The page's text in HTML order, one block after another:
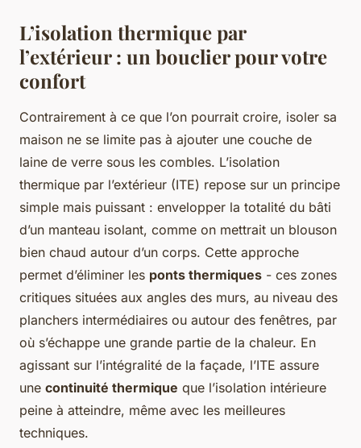
L’isolation thermique par
l’extérieur : un bouclier pour votre
confort
Contrairement à ce que l’on pourrait croire, isoler sa
maison ne se limite pas à ajouter une couche de
laine de verre sous les combles. L’isolation
thermique par l’extérieur (ITE) repose sur un principe
simple mais puissant : envelopper la totalité du bâti
d’un manteau isolant, comme on mettrait un blouson
bien chaud autour d’un corps. Cette approche
permet d’éliminer les ponts thermiques - ces zones
critiques situées aux angles des murs, au niveau des
planchers intermédiaires ou autour des fenêtres, par
où s’échappe une grande partie de la chaleur. En
agissant sur l’intégralité de la façade, l’ITE assure
une continuité thermique que l’isolation intérieure
peine à atteindre, même avec les meilleures
techniques.